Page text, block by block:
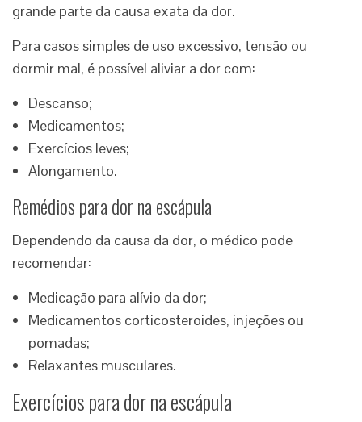
grande parte da causa exata da dor.
Para casos simples de uso excessivo, tensão ou
dormir mal, é possível aliviar a dor com:
Descanso;
Medicamentos;
Exercícios leves;
Alongamento.
Remédios para dor na escápula
Dependendo da causa da dor, o médico pode
recomendar:
Medicação para alívio da dor;
Medicamentos corticosteroides, injeções ou
pomadas;
Relaxantes musculares.
Exercícios para dor na escápula